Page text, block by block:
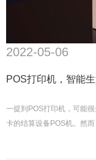
2022-05-06
POS打印机，智能
一提到POS打印机，可能
卡的结算设备POS机。然